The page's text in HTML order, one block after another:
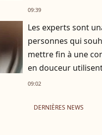
Chevaliers du Fiel
09:39
Les experts sont
personnes qui
mettre fin à une
en douceur
ces 10 expressions
09:02
DERNIÈRES NEWS